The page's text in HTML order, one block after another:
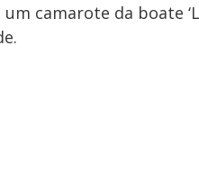
camarote da boate